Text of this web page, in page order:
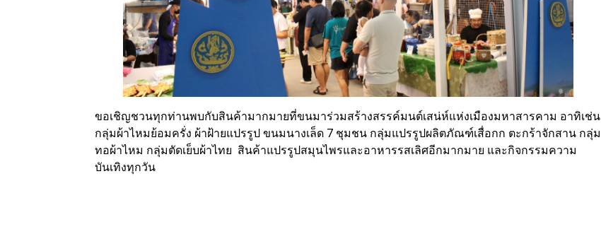
ขอเชิญชวนทุกท่านพบกับสินค้ามากมายที่ขนมาร่วมสร้างสรรค์มนต์เสน่ห์แห่งเมืองมหาสารคาม อาทิเช่น
กลุ่มผ้าไหมย้อมครั่ง ผ้าฝ้ายแปรรูป ขนมนางเล็ด 7 ชุมชน กลุ่มแปรรูปผลิตภัณฑ์เสื่อกก ตะกร้าจักสาน กลุ่ม
ทอผ้าไหม กลุ่มตัดเย็บผ้าไทย สินค้าแปรรูปสมุนไพรและอาหารรสเลิศอีกมากมาย และกิจกรรมความ
บันเทิงทุกวัน